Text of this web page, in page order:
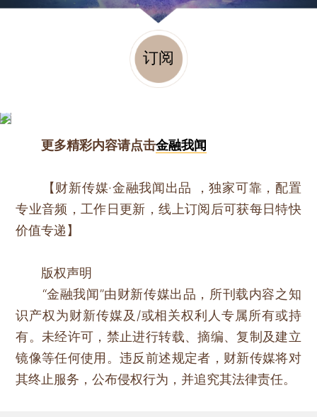
订阅
更多精彩内容请点击金融我闻
【财新传媒·金融我闻出品 ，独家可靠，配置
专业音频，工作日更新，线上订阅后可获每日特快
价值专递】
版权声明
“金融我闻”由财新传媒出品，所刊载内容之知
识产权为财新传媒及/或相关权利人专属所有或持
有。未经许可，禁止进行转载、摘编、复制及建立
镜像等任何使用。违反前述规定者，财新传媒将对
其终止服务，公布侵权行为，并追究其法律责任。